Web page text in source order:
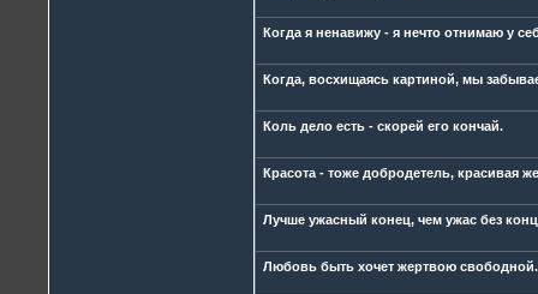
Когда я ненавижу - я нечто отнимаю у
Когда, восхищаясь картиной, мы
Коль дело есть - скорей его кончай.
Красота - тоже добродетель, красивая
Лучше ужасный конец, чем ужас без
Любовь быть хочет жертвою свободной.